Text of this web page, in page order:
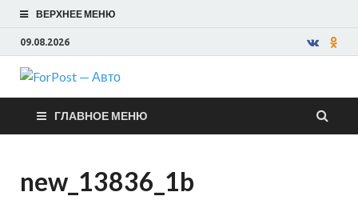
ВЕРХНЕЕ МЕНЮ
09.08.2026
ForPost —
Авто
ГЛАВНОЕ МЕНЮ
new_13836_1b